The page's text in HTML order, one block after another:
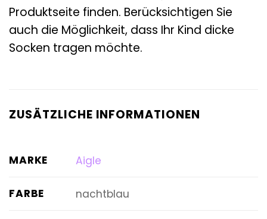
Produktseite finden. Berücksichtigen Sie
auch die Möglichkeit, dass Ihr Kind dicke
Socken tragen möchte.
ZUSÄTZLICHE INFORMATIONEN
MARKE Aigle
FARBE nachtblau